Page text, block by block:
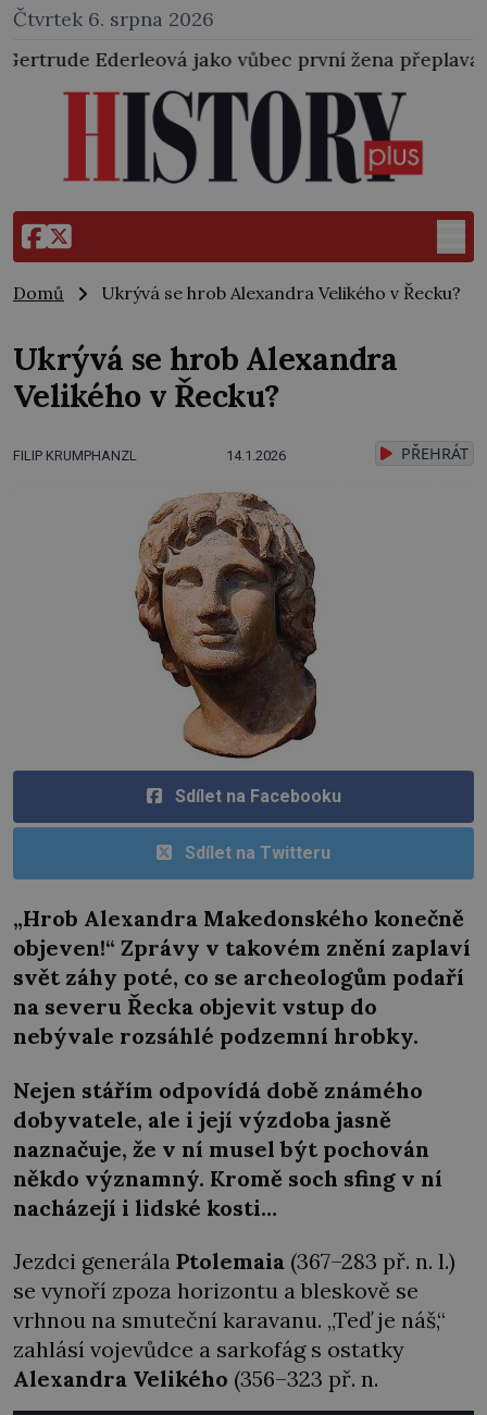
Čtvrtek 6. srpna 2026
jako vůbec první žena přeplavala kanál La
Domů Ukrývá se hrob Alexandra Velikého v Řecku?
Ukrývá se hrob Alexandra
Velikého v Řecku?
FILIP KRUMPHANZL 14.1.2026 PŘEHRÁT
Sdílet na Facebooku
Sdílet na Twitteru
„Hrob Alexandra Makedonského konečně
objeven!“ Zprávy v takovém znění zaplaví
svět záhy poté, co se archeologům podaří
na severu Řecka objevit vstup do
nebývale rozsáhlé podzemní hrobky.
Nejen stářím odpovídá době známého
dobyvatele, ale i její výzdoba jasně
naznačuje, že v ní musel být pochován
někdo významný. Kromě soch sfing v ní
nacházejí i lidské kosti…
Jezdci generála Ptolemaia (367–283 př. n. l.)
se vynoří zpoza horizontu a bleskově se
vrhnou na smuteční karavanu. „Teď je náš,“
zahlásí vojevůdce a sarkofág s ostatky
Alexandra Velikého (356–323 př. n.